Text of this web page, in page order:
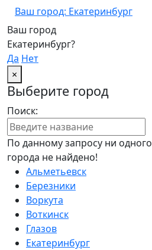
Ваш город: Екатеринбург
Ваш город
Екатеринбург?
Да Нет
×
Выберите город
Поиск:
По данному запросу ни одного
города не найдено!
Альметьевск
Березники
Воркута
Воткинск
Глазов
Екатеринбург